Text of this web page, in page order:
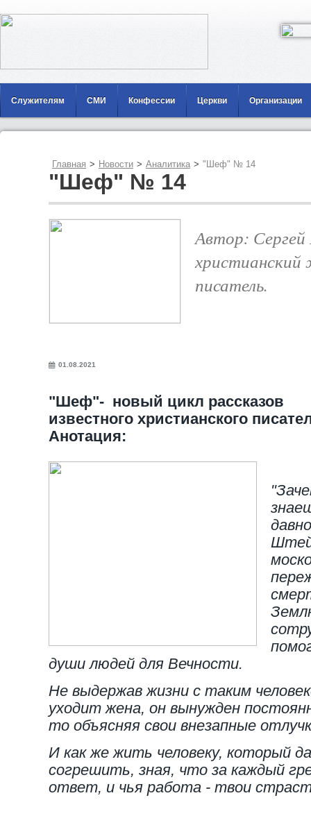
Служителям СМИ Конфессии Церкви Организации
Главная > Новости > Аналитика > "Шеф" № 14
"Шеф" № 14
Автор:
писатель.
01.08.2021
"Шеф"- новый цикл рассказов
известного христианского
Анотация:
души людей для Вечности.
Не выдержав жизни с таким
уходит жена, он вынужден
то объясняя свои внезапные
И как же жить человеку, который
согрешить, зная, что за каждый
ответ, и чья работа - твои